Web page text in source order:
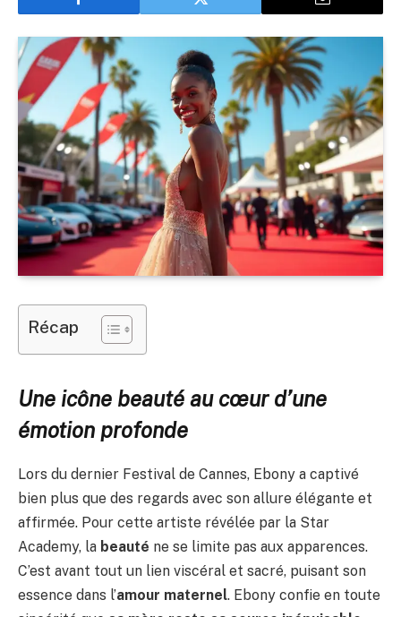
Récap
Une icône beauté au cœur d’une
émotion profonde
Lors du dernier Festival de Cannes, Ebony a captivé
bien plus que des regards avec son allure élégante et
affirmée. Pour cette artiste révélée par la Star
Academy, la beauté ne se limite pas aux apparences.
C’est avant tout un lien viscéral et sacré, puisant son
essence dans l’amour maternel. Ebony confie en toute